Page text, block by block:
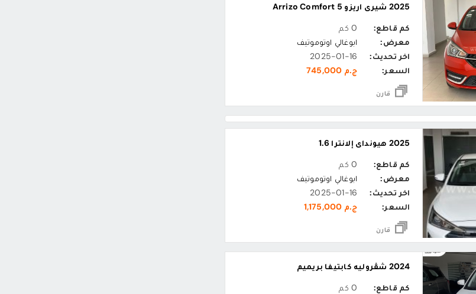
2025 شيري اريزو Arrizo Comfort 5
كم قاطع:
0 كم
معرض:
ابوغالي اوتوموتيف
اخر تحديث:
2025-01-16
السعر:
ج.م 745,000
قارن
2025 هيونداي إلانترا 1.6
كم قاطع:
0 كم
معرض:
ابوغالي اوتوموتيف
اخر تحديث:
2025-01-16
السعر:
ج.م 1,175,000
قارن
2024 شڤروليه كابتيفا بريميم
كم قاطع:
0 كم